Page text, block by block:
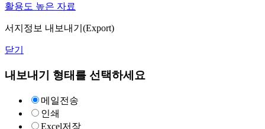
활용도 높은 자료
서지정보 내보내기(Export)
닫기
내보내기 형태를 선택하세요
메일전송
인쇄
Excel저장